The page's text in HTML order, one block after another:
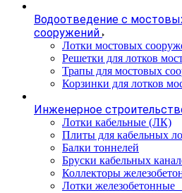
Водоотведение с
сооружений
Лотки мостовых
Решетки для лотков
Трапы для мостовых
Корзинки для лотков
Инженерное
Лотки кабельные (ЛК)
Плиты для кабельных
Балки тоннелей
Бруски кабельных
Коллекторы
Лотки железобетонные